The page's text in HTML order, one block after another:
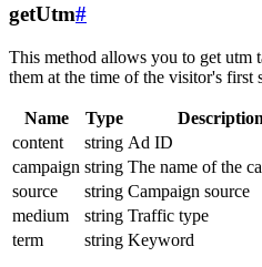
getUtm#
This method allows you to get utm
them at the time of the visitor's first
Name Type
Description
content
string Ad ID
campaign string The name of the
source
string Campaign source
medium
string Traffic type
term
string Keyword